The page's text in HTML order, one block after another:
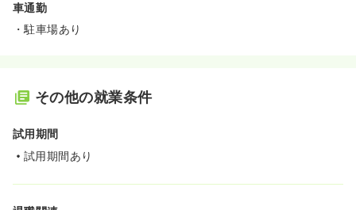
車通勤
・駐車場あり
その他の就業条件
試用期間
試用期間あり